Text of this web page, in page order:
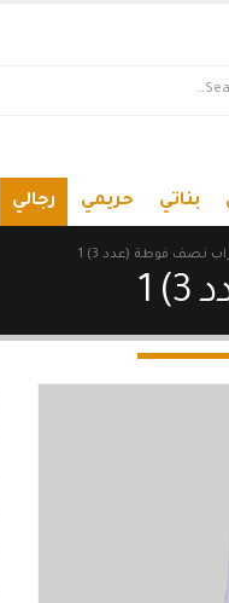
بناتي حريمي رجالي
نصف فوطة (عدد 3) 1
1